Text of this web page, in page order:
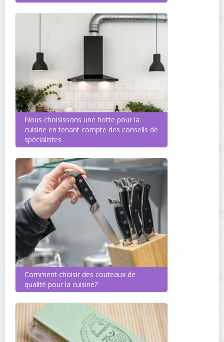
Nous choisissons une hotte pour la
cuisine en tenant compte des conseils de
spécialistes
Comment choisir des couteaux de
qualité pour la cuisine?